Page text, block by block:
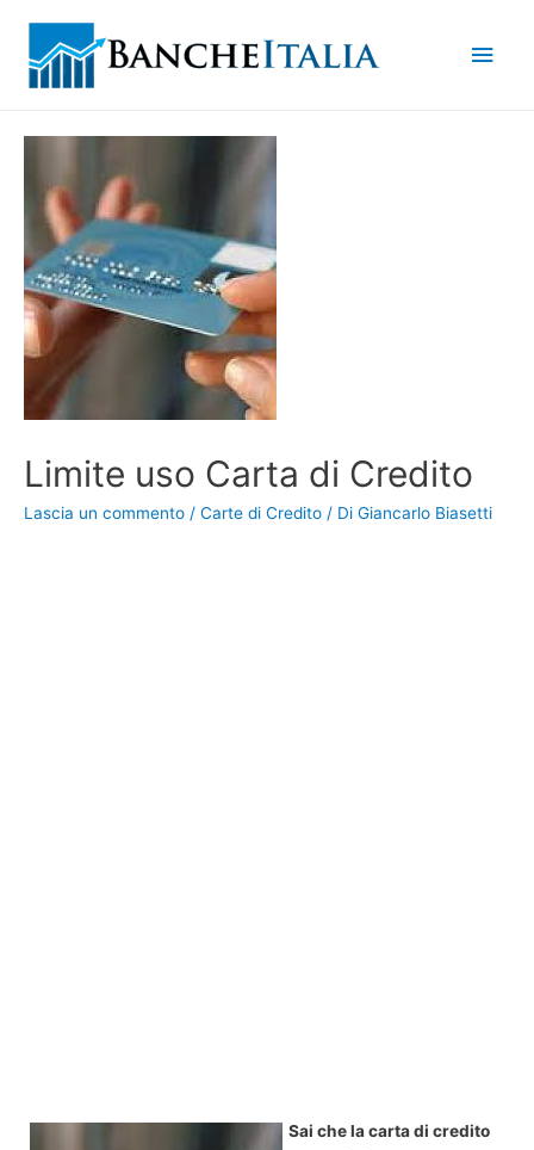
Limite uso Carta di Credito
Lascia un commento / Carte di Credito / Di Giancarlo Biasetti
Sai che la carta di credito